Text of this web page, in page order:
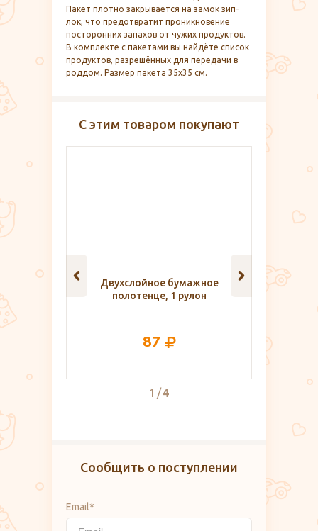
Пакет плотно закрывается на замок зип-
лок, что предотвратит проникновение
посторонних запахов от чужих продуктов.
В комплекте с пакетами вы найдёте список
продуктов, разрешённых для передачи в
роддом. Размер пакета 35x35 см.
С этим товаром покупают
Одноразовые вкладыши для
груди, Joonies
299
2 4
Сообщить о поступлении
Email*